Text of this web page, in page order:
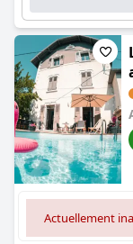
Actuellement